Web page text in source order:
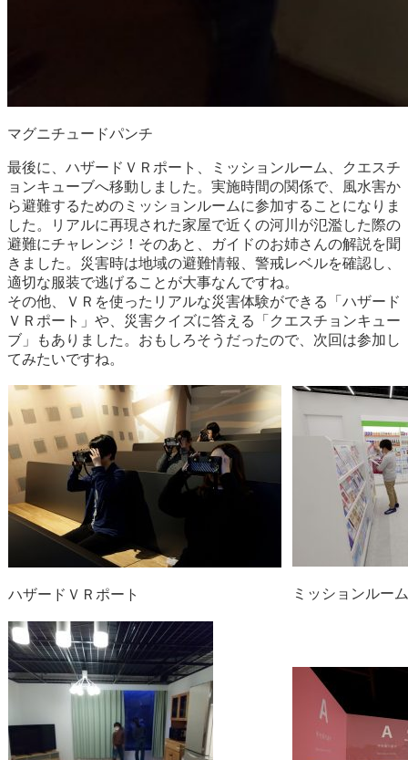
マグニチュードパンチ
最後に、ハザードＶＲポート、ミッションルーム、クエスチ
ョンキューブへ移動しました。実施時間の関係で、風水害か
ら避難するためのミッションルームに参加することになりま
した。リアルに再現された家屋で近くの河川が氾濫した際の
避難にチャレンジ！そのあと、ガイドのお姉さんの解説を聞
きました。災害時は地域の避難情報、警戒レベルを確認し、
適切な服装で逃げることが大事なんですね。
その他、ＶＲを使ったリアルな災害体験ができる「ハザード
ＶＲポート」や、災害クイズに答える「クエスチョンキュー
ブ」もありました。おもしろそうだったので、次回は参加し
てみたいですね。
ハザードＶＲポート ミッションルーム